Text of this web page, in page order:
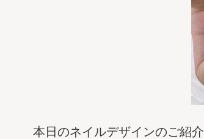
本日のネイルデザインのご紹介